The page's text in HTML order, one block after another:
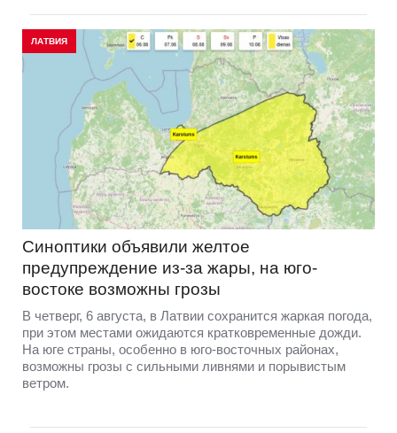
ЛАТВИЯ
Синоптики объявили желтое
предупреждение из-за жары, на юго-
востоке возможны грозы
В четверг, 6 августа, в Латвии сохранится жаркая погода,
при этом местами ожидаются кратковременные дожди.
На юге страны, особенно в юго-восточных районах,
возможны грозы с сильными ливнями и порывистым
ветром.